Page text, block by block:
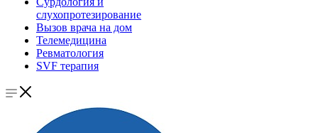
слухопротезирование
Вызов врача на дом
Телемедицина
Ревматология
SVF терапия